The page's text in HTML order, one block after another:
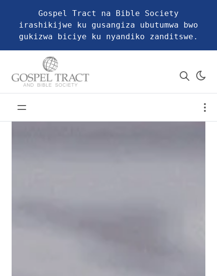
Gospel Tract na Bible Society
irashikijwe ku gusangiza ubutumwa bwo
gukizwa biciye ku nyandiko zanditswe.